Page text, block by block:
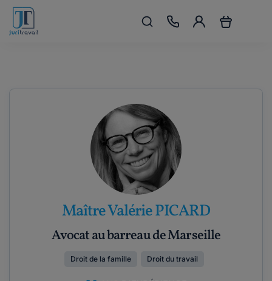
Maître Valérie PICARD
Avocat au barreau de Marseille
Droit de la famille Droit du travail